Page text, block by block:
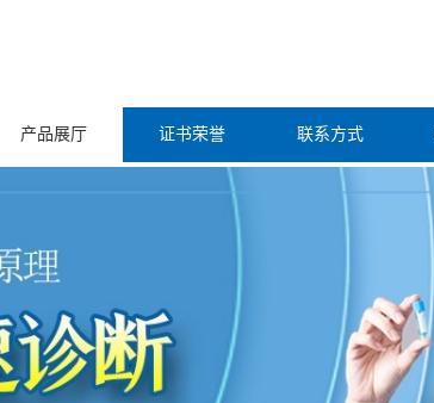
产品展厅 证书荣誉 联系方式